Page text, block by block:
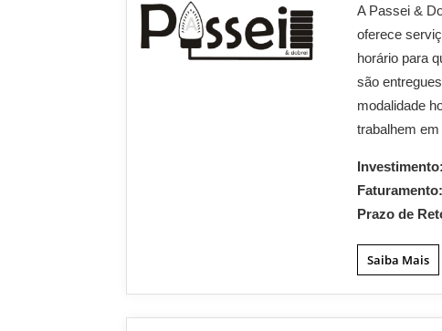
A Passei &
oferece
horário para
são
modalidade
trabalhem
Investimento:
Faturamento:
Prazo de
Saiba Mais